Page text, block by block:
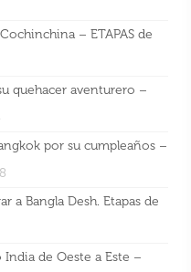
Vietnam
6 Oct 2018
– ETAPAS de
quehacer aventurero –
por su cumpleaños –
a Bangla Desh. Etapas de
de Oeste a Este –